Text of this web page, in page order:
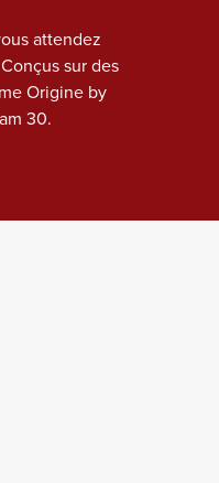
attendez
sur des
Origine by
30.